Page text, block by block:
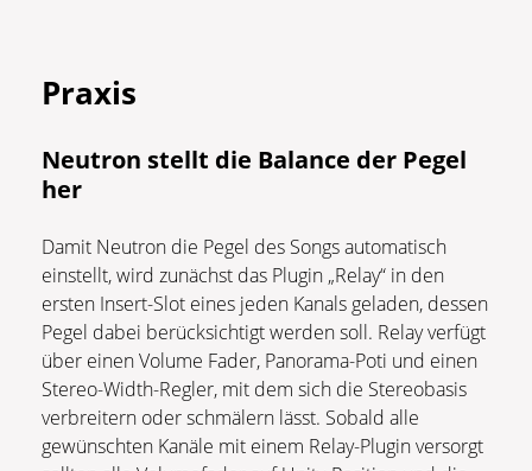
Praxis
Neutron stellt die Balance der Pegel
her
Damit Neutron die Pegel des Songs automatisch
einstellt, wird zunächst das Plugin „Relay“ in den
ersten Insert-Slot eines jeden Kanals geladen, dessen
Pegel dabei berücksichtigt werden soll. Relay verfügt
über einen Volume Fader, Panorama-Poti und einen
Stereo-Width-Regler, mit dem sich die Stereobasis
verbreitern oder schmälern lässt. Sobald alle
gewünschten Kanäle mit einem Relay-Plugin versorgt